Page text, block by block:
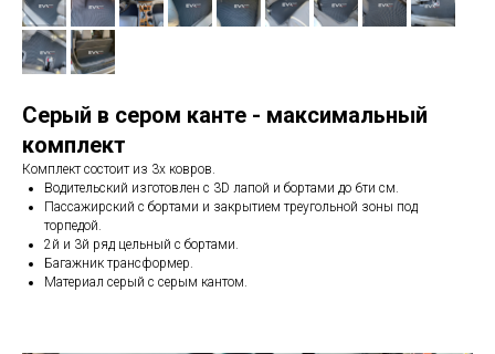
Серый в сером канте - максимальный
комплект
Комплект состоит из 3х ковров.
Водительский изготовлен с 3D лапой и бортами до 6ти см.
Пассажирский с бортами и закрытием треугольной зоны под
торпедой.
2й и 3й ряд цельный с бортами.
Багажник трансформер.
Материал серый с серым кантом.